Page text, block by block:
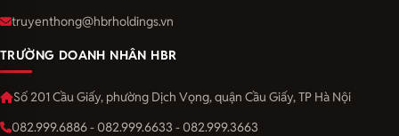
truyenthong@hbrholdings.vn
TRƯỜNG DOANH NHÂN HBR
Số 201 Cầu Giấy, phường Dịch Vọng, quận Cầu Giấy, TP Hà Nội
082.999.6886 - 082.999.6633 - 082.999.3663